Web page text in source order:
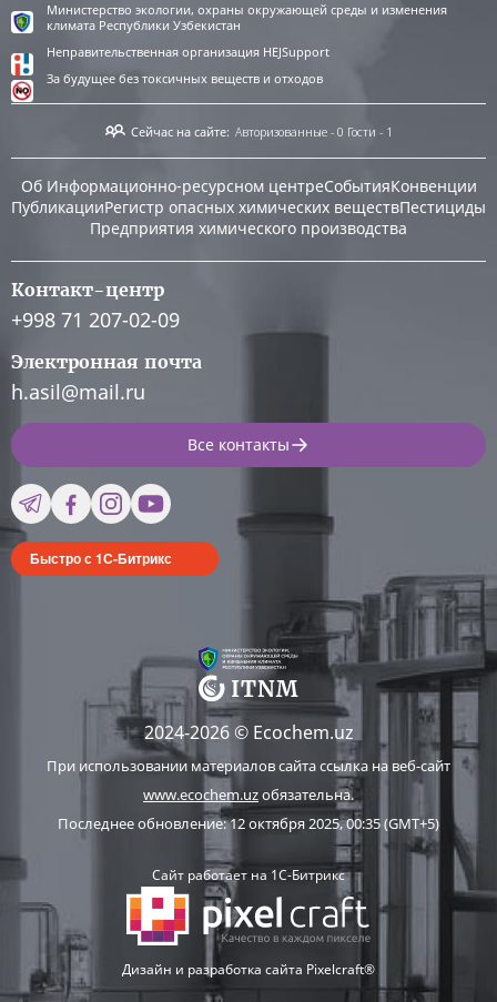
Министерство экологии, охраны окружающей среды и изменения
климата Республики Узбекистан
Неправительственная организация HEJSupport
За будущее без токсичных веществ и отходов
Сейчас на сайте: Авторизованные - 0 Гости - 1
Об Информационно-ресурсном центреСобытияКонвенции
ПубликацииРегистр опасных химических веществПестициды
Предприятия химического производства
Контакт-центр
+998 71 207-02-09
Электронная почта
h.asil@mail.ru
Все контакты
Быстро с 1С-Битрикс
2024-2026 © Ecochem.uz
При использовании материалов сайта ссылка на веб-сайт
www.ecochem.uzобязательна.
Последнее обновление: 12 октября 2025, 00:35 (GMT+5)
Сайт работает на 1C-Битрикс
Дизайн и разработка сайта Pixelcraft®